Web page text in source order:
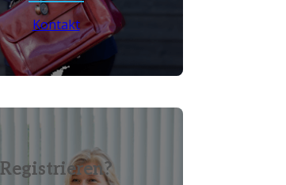
Kontakt
Registrieren?